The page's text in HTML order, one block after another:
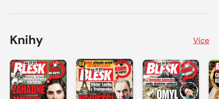
Knihy Více